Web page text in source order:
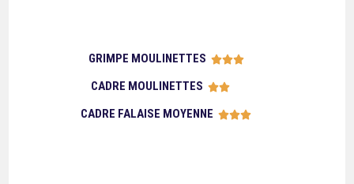
GRIMPE MOULINETTES 
CADRE MOULINETTES 
CADRE FALAISE MOYENNE 